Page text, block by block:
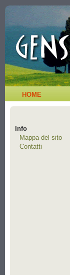
HOME
Info
Mappa del sito
Contatti